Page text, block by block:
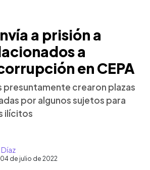
a prisión a
a
en CEPA
presuntamente crearon plazas
por algunos sujetos para
ilícitos
de julio de 2022